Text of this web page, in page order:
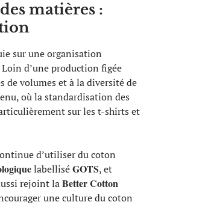
matières :
sur une organisation
d’une production figée
de volumes et à la diversité de
où la standardisation des
sur les t-shirts et
d’utiliser du coton
labelliséGOTS, et
rejoint laBetter Cotton
une culture du coton